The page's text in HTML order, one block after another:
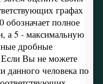
графах
обозначает полное
а 5 - максимальную
дробные
Если Вы не можете
данного человека по